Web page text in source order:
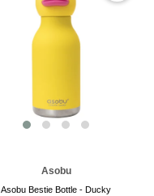
Asobu
Asobu Bestie Bottle - Ducky